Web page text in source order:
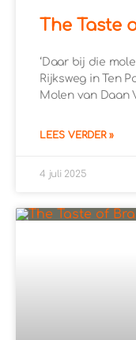
The Taste
‘Daar bij die
Rijksweg in Ten
Molen van Daan
LEES VERDER »
4 juli 2025